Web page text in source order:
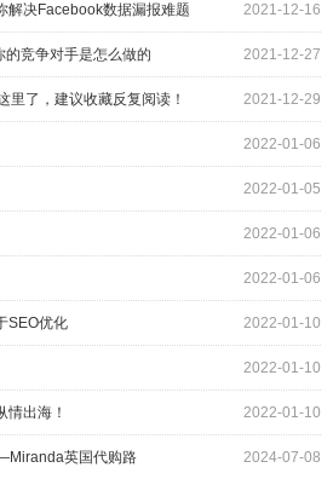
解决Facebook数据漏报难题 2021-12-16
的竞争对手是怎么做的 2021-12-27
里了，建议收藏反复阅读！ 2021-12-29
2022-01-06
2022-01-05
2022-01-06
2022-01-06
SEO优化 2022-01-10
2022-01-10
出海！ 2022-01-10
英国代购路 2024-07-08